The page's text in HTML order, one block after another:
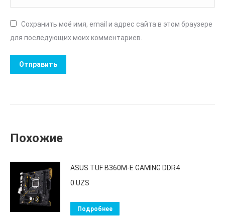
Сохранить моё имя, email и адрес сайта в этом браузере
для последующих моих комментариев.
Похожие
ASUS TUF B360M-E GAMING DDR4
0 UZS
Подробнее